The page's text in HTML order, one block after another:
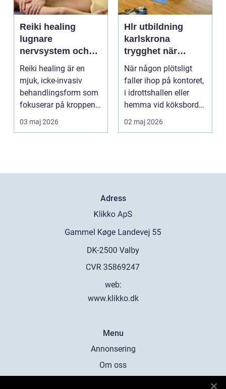
Reiki healing
lugnare
nervsystem och
djupare
återhämtning
Reiki healing är en
mjuk, icke-invasiv
behandlingsform som
fokuserar på kroppens
egen förmåga att lä...
03 maj 2026
Hlr utbildning
karlskrona
trygghet när
sekunderna
räknas
När någon plötsligt
faller ihop på kontoret,
i idrottshallen eller
hemma vid köksbordet
finns det ba...
02 maj 2026
Adress
web:
www.klikko.dk
Menu
Annonsering
Om oss